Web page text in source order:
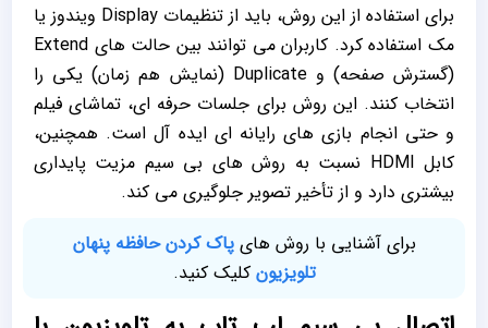
برای استفاده از این روش، باید از تنظیمات Display ویندوز یا
مک استفاده کرد. کاربران می ‌توانند بین حالت ‌های Extend
(گسترش صفحه) و Duplicate (نمایش هم ‌زمان) یکی را
انتخاب کنند. این روش برای جلسات حرفه ‌ای، تماشای فیلم
و حتی انجام بازی ‌های رایانه ‌ای ایده ‌آل است. همچنین،
کابل HDMI نسبت به روش‌ های بی ‌سیم مزیت پایداری
بیشتری دارد و از تأخیر تصویر جلوگیری می‌ کند.
برای آشنایی با روش هایپاک کردن حافظه پنهان
تلویزیون کلیک کنید.